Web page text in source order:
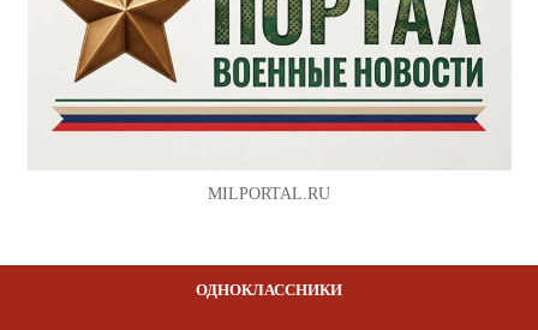
MILPORTAL.RU
ОДНОКЛАССНИКИ